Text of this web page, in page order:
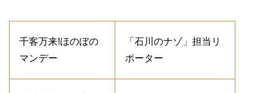
千客万来!ほのぼの
マンデー
「石川のナゾ」担当リ
ポーター